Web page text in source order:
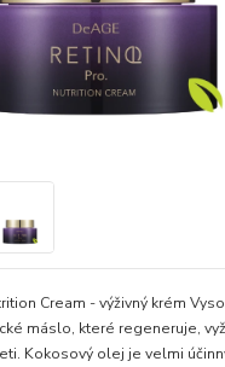
Cream - výživný krém
máslo, které regeneruje,
Kokosový olej je velmi